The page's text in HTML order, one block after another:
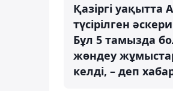
Қазіргі
түсірілген
Бұл 5 тамызда
жөндеу
келді, – деп